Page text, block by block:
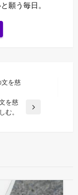
願う毎日。
文を慈
を慈
しむ。